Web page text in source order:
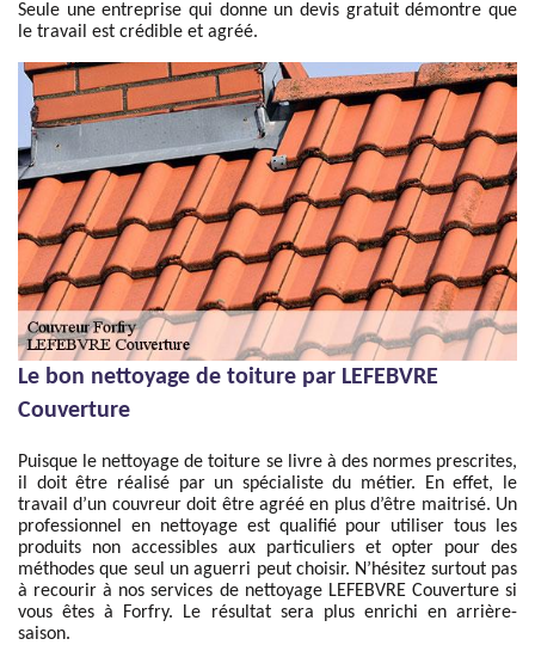
Seule une entreprise qui donne un devis gratuit démontre que
le travail est crédible et agréé.
Le bon nettoyage de toiture par LEFEBVRE
Couverture
Puisque le nettoyage de toiture se livre à des normes prescrites,
il doit être réalisé par un spécialiste du métier. En effet, le
travail d’un couvreur doit être agréé en plus d’être maitrisé. Un
professionnel en nettoyage est qualifié pour utiliser tous les
produits non accessibles aux particuliers et opter pour des
méthodes que seul un aguerri peut choisir. N’hésitez surtout pas
à recourir à nos services de nettoyage LEFEBVRE Couverture si
vous êtes à Forfry. Le résultat sera plus enrichi en arrière-
saison.